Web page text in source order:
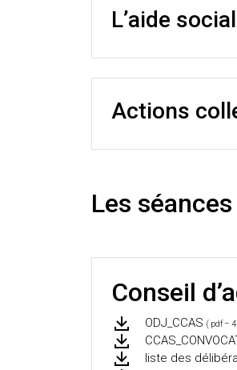
L’aide
Actions
Les
Conseil
ODJ_CCAS ( pdf –
liste des